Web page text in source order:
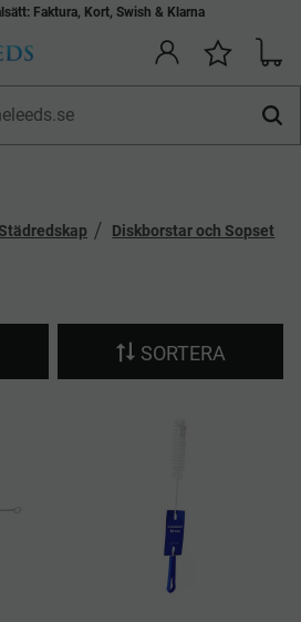
önskelistor Produkter
Faktura, Kort, Swish & Klarna
Diskborstar och Sopset
SORTERA